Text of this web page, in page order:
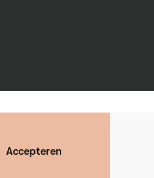
Accepteren